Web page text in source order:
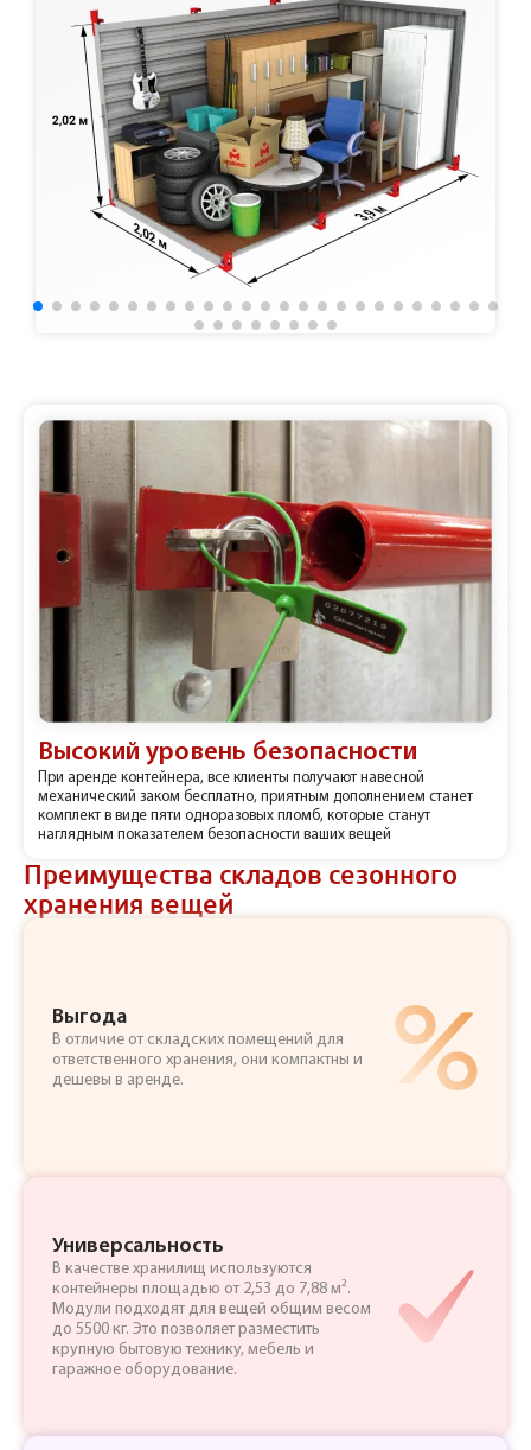
Высокий уровень безопасности
При аренде контейнера, все клиенты получают навесной
механический заком бесплатно, приятным дополнением станет
комплект в виде пяти одноразовых пломб, которые станут
наглядным показателем безопасности ваших вещей
Преимущества складов сезонного
хранения вещей
Выгода
В отличие от складских помещений для
ответственного хранения, они компактны и
дешевы в аренде.
Универсальность
В качестве хранилищ используются
контейнеры площадью от 2,53 до 7,88 м².
Модули подходят для вещей общим весом
до 5500 кг. Это позволяет разместить
крупную бытовую технику, мебель и
гаражное оборудование.